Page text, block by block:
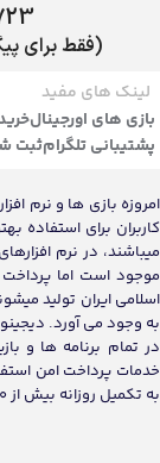
(فقط برای
لینک های مفید
بازی های اورجینال
پشتیبانی تلگرامثبت
امروزه بازی ها و نرم
کاربران برای استفاده
میباشند، در نرم
موجود است اما پرداخت
اسلامی ایران تولید
به وجود می آورد.
در تمام برنامه ها و
خدمات پرداخت امن
به تکمیل روزانه بیش از 500 سفارشات کاربران ایرانی میباشد.